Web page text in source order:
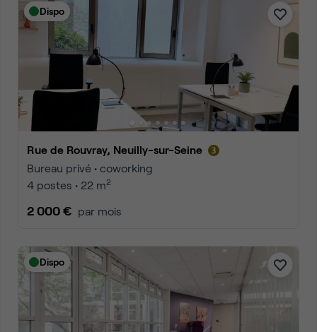
Dispo
Rue de Rouvray, Neuilly-sur-Seine
Bureau privé • coworking
4 postes • 22 m2
2 000 € par mois
Dispo